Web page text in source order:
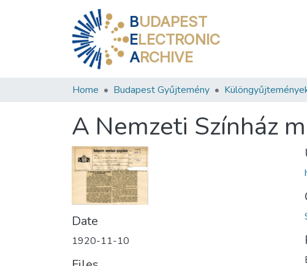
BUDAPEST
ELECTRONIC
ARCHIVE
Home Budapest Gyűjtemény
A Nemzeti Színház
Date
1920-11-10